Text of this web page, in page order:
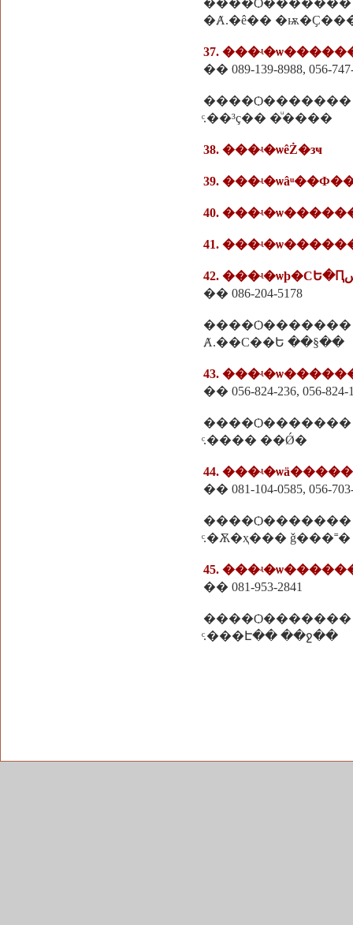
����Ѻ�������
�Ⱥ.�ê��
37.
�� 089-139-8988, 056-
����Ѻ�������
ͨ.��³ç�� �ͧ����
38. ���ʵ�ѡêŻ�зҹ
39.
40.
41.
�� 086-204-5178
����Ѻ�������
Ⱥ.��С��Ե ��§��
43.
�� 056-824-236, 056-824-
����Ѻ�������
ͨ.���� ��Ǿ�
44.
�� 081-104-0585, 056-
����Ѻ�������
ͨ.�Ѫ�ҳ��� ǧ���˭�
45.
�� 081-953-2841
����Ѻ�������
ͨ.���Է�� ��ջ��